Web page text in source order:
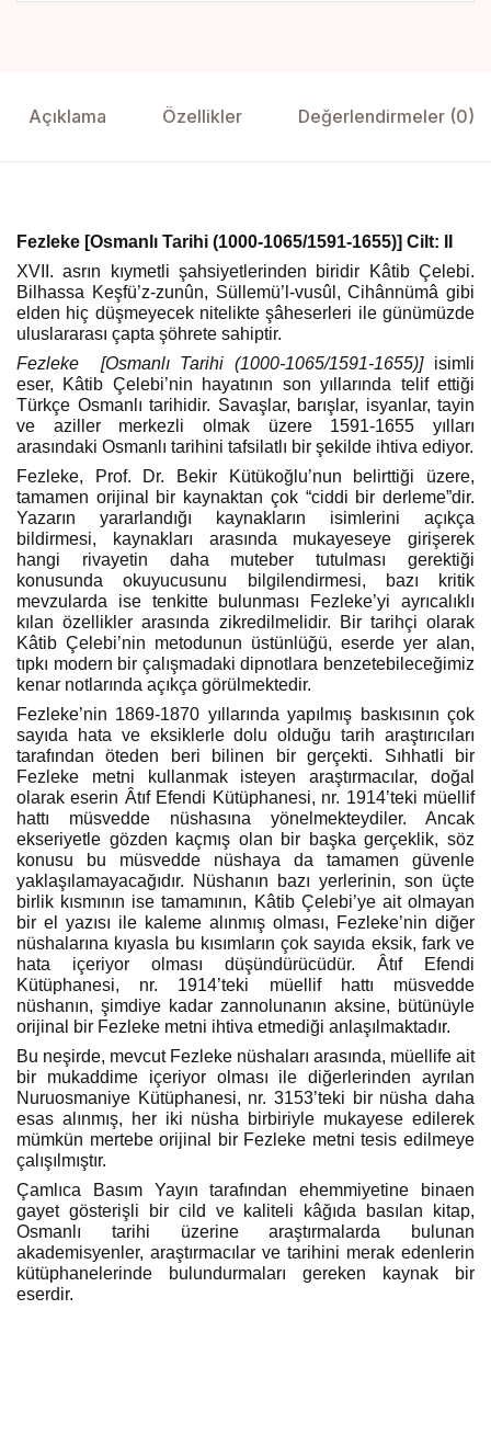
Açıklama Özellikler Değerlendirmeler (0)
Fezleke [Osmanlı Tarihi (1000-1065/1591-1655)] Cilt: II
XVII. asrın kıymetli şahsiyetlerinden biridir Kâtib Çelebi.
Bilhassa Keşfü’z-zunûn, Süllemü’l-vusûl, Cihânnümâ gibi
elden hiç düşmeyecek nitelikte şâheserleri ile günümüzde
uluslararası çapta şöhrete sahiptir.
Fezleke
[Osmanlı Tarihi (1000-1065/1591-1655)]isimli
eser, Kâtib Çelebi’nin hayatının son yıllarında telif ettiği
Türkçe Osmanlı tarihidir. Savaşlar, barışlar, isyanlar, tayin
ve aziller merkezli olmak üzere 1591-1655 yılları
arasındaki Osmanlı tarihini tafsilatlı bir şekilde ihtiva ediyor.
Fezleke, Prof. Dr. Bekir Kütükoğlu’nun belirttiği üzere,
tamamen orijinal bir kaynaktan çok “ciddi bir derleme”dir.
Yazarın yararlandığı kaynakların isimlerini açıkça
bildirmesi, kaynakları arasında mukayeseye girişerek
hangi rivayetin daha muteber tutulması gerektiği
konusunda okuyucusunu bilgilendirmesi, bazı kritik
mevzularda ise tenkitte bulunması Fezleke’yi ayrıcalıklı
kılan özellikler arasında zikredilmelidir. Bir tarihçi olarak
Kâtib Çelebi’nin metodunun üstünlüğü, eserde yer alan,
tıpkı modern bir çalışmadaki dipnotlara benzetebileceğimiz
kenar notlarında açıkça görülmektedir.
Fezleke’nin 1869-1870 yıllarında yapılmış baskısının çok
sayıda hata ve eksiklerle dolu olduğu tarih araştırıcıları
tarafından öteden beri bilinen bir gerçekti. Sıhhatli bir
Fezleke metni kullanmak isteyen araştırmacılar, doğal
olarak eserin Âtıf Efendi Kütüphanesi, nr. 1914’teki müellif
hattı müsvedde nüshasına yönelmekteydiler. Ancak
ekseriyetle gözden kaçmış olan bir başka gerçeklik, söz
konusu bu müsvedde nüshaya da tamamen güvenle
yaklaşılamayacağıdır. Nüshanın bazı yerlerinin, son üçte
birlik kısmının ise tamamının, Kâtib Çelebi’ye ait olmayan
bir el yazısı ile kaleme alınmış olması, Fezleke’nin diğer
nüshalarına kıyasla bu kısımların çok sayıda eksik, fark ve
hata içeriyor olması düşündürücüdür. Âtıf Efendi
Kütüphanesi, nr. 1914’teki müellif hattı müsvedde
nüshanın, şimdiye kadar zannolunanın aksine, bütünüyle
orijinal bir Fezleke metni ihtiva etmediği anlaşılmaktadır.
Bu neşirde, mevcut Fezleke nüshaları arasında, müellife ait
bir mukaddime içeriyor olması ile diğerlerinden ayrılan
Nuruosmaniye Kütüphanesi, nr. 3153’teki bir nüsha daha
esas alınmış, her iki nüsha birbiriyle mukayese edilerek
mümkün mertebe orijinal bir Fezleke metni tesis edilmeye
çalışılmıştır.
Çamlıca Basım Yayın tarafından
ehemmiyetine binaen
gayet gösterişli bir cild ve kaliteli kâğıda basılan kitap,
Osmanlı tarihi üzerine araştırmalarda bulunan
akademisyenler, araştırmacılar ve tarihini merak edenlerin
kütüphanelerinde bulundurmaları gereken kaynak bir
eserdir.